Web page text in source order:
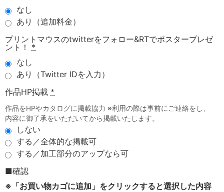
なし
あり（追加料金）
プリントマウスのtwitterをフォロー&RTでポスタープレゼ
ント！
*
なし
あり（Twitter IDを入力）
作品HP掲載 *
作品をHPやカタログに掲載協力 ※利用の際は事前にご連絡をし、
内容に御了承をいただいてから掲載いたします。
しない
する／全体的な掲載可
する／加工部分のアップなら可
■確認
※「お買い物カゴに追加」をクリックすると選択した内容